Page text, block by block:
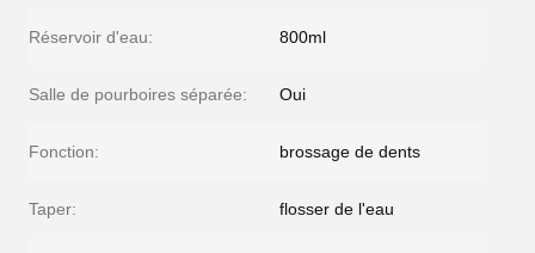
Réservoir d'eau: 800ml
Salle de pourboires séparée: Oui
Fonction: brossage de dents
Taper: flosser de l'eau